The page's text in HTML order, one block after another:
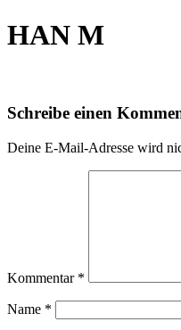
HAN M
Schreibe einen
Deine E-Mail-Adresse wird
Kommentar *
Name *